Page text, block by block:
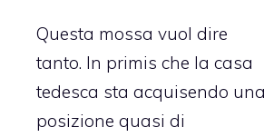
Questa mossa vuol dire
tanto. In primis che la casa
tedesca sta acquisendo una
posizione quasi di